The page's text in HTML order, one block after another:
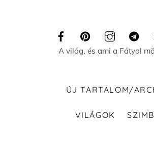
A világ, és ami a Fátyol
ÚJ TARTALOM/
VILÁGOK